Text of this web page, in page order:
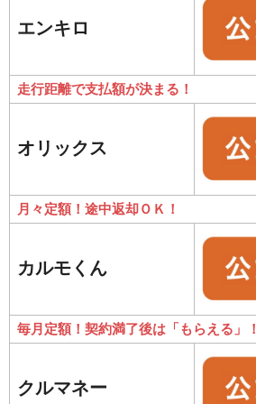
エンキロ
走行距離で支払額が決まる！
オリックス
月々定額！途中返却ＯＫ！
カルモくん
毎月定額！契約満了後は「もらえる」！
クルマネー